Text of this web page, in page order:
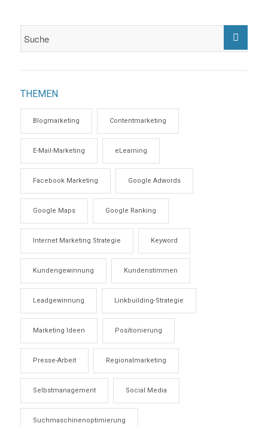
THEMEN
Blogmarketing Contentmarketing
E-Mail-Marketing eLearning
Facebook Marketing Google Adwords
Google Maps Google Ranking
Internet Marketing Strategie Keyword
Kundengewinnung Kundenstimmen
Leadgewinnung Linkbuilding-Strategie
Marketing Ideen Positionierung
Presse-Arbeit Regionalmarketing
Selbstmanagement Social Media
Suchmaschinenoptimierung